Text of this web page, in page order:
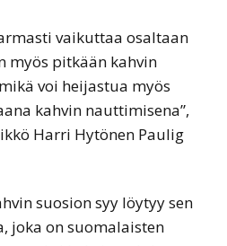
vaikuttaa osaltaan
myös pitkään kahvin
voi heijastua myös
kahvin nauttimisena”,
Harri Hytönen Paulig
suosion syy löytyy sen
joka on suomalaisten